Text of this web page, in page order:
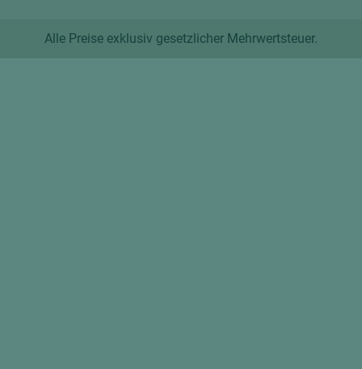
Alle Preise exklusiv gesetzlicher Mehrwertsteuer.